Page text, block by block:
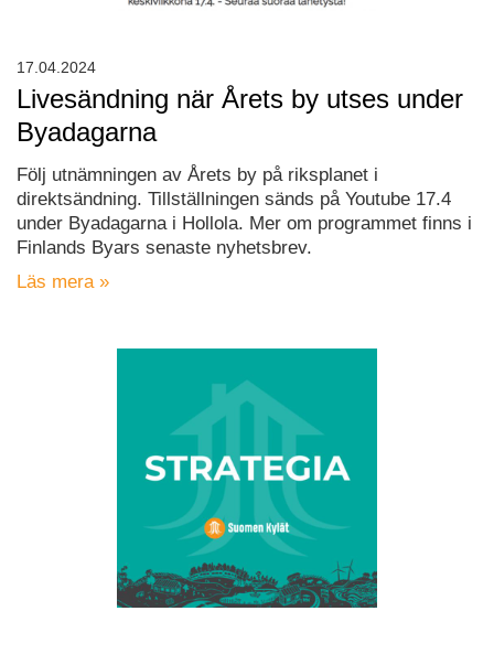
Livesändning när Årets by utses under
Byadagarna
Följ utnämningen av Årets by på riksplanet i
direktsändning. Tillställningen sänds på Youtube 17.4
under Byadagarna i Hollola. Mer om programmet finns i
Finlands Byars senaste nyhetsbrev.
Läs mera »
17.04.2024